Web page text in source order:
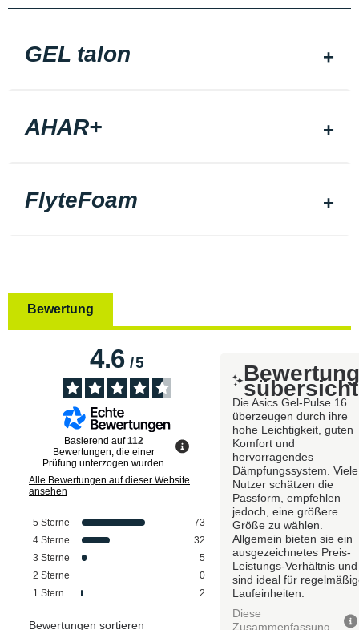
GEL talon
AHAR+
FlyteFoam
Bewertung
4.6/5
Basierend auf112
Bewertungen, die einer
Prüfung unterzogen wurden
Alle Bewertungen auf dieser Website
ansehen
5 Sterne
73
4 Sterne
32
3 Sterne
5
2 Sterne
0
1 Stern 2
Bewertungen sortieren
sübersicht
Die Asics Gel-Pulse 16
überzeugen durch ihre
hohe Leichtigkeit, guten
Komfort und
hervorragendes
Dämpfungssystem. Viele
Nutzer schätzen die
Passform, empfehlen
jedoch, eine größere
Größe zu wählen.
Allgemein bieten sie ein
ausgezeichnetes Preis-
Leistungs-Verhältnis und
sind ideal für
Laufeinheiten.
Diese
Zusammenfassung